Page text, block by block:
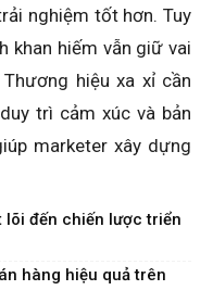
nghiệm tốt hơn. Tuy
khan hiếm vẫn giữ vai
hiệu xa xỉ cần
trì cảm xúc và bản
marketer xây dựng
lõi đến chiến lược triển
hàng hiệu quả trên